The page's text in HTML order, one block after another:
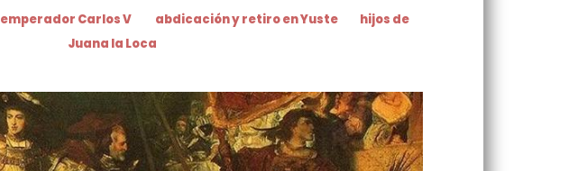
emperador Carlos V abdicación y retiro en Yuste
hijos de
Juana la Loca